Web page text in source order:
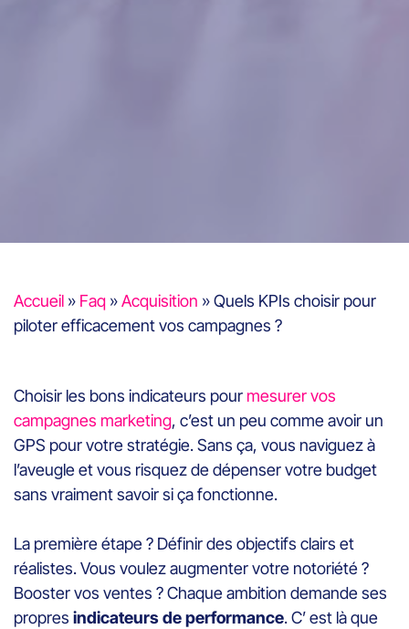
Accueil » Faq »Acquisition »Quels KPIs choisir pour
piloter efficacement vos campagnes ?
Choisir les bons indicateurs pour mesurer vos
campagnes marketing, c’est un peu comme avoir un
GPS pour votre stratégie. Sans ça, vous naviguez à
l’aveugle et vous risquez de dépenser votre budget
sans vraiment savoir si ça fonctionne.
La première étape ? Définir des objectifs clairs et
réalistes. Vous voulez augmenter votre notoriété ?
Booster vos ventes ? Chaque ambition demande ses
propres indicateurs de performance. C’ est là que